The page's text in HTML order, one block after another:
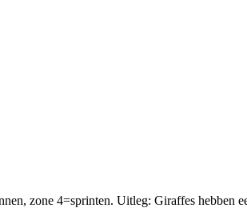
zone 4=sprinten. Uitleg: Giraffes hebben